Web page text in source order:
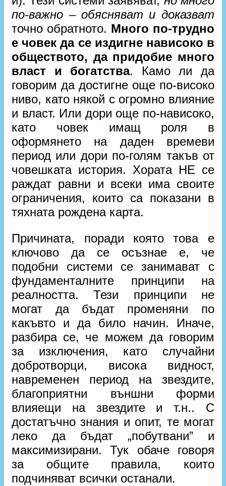
по-важно – обясняват и доказват
точно обратното. Много по-трудно
е човек да се издигне нависоко в
обществото, да придобие много
власт и богатства. Камо ли да
говорим да достигне още по-високо
ниво, като някой с огромно влияние
и власт. Или дори още по-нависоко,
като човек имащ роля в
оформянето на даден времеви
период или дори по-голям такъв от
човешката история. Хората НЕ се
раждат равни и всеки има своите
ограничения, които са показани в
тяхната рождена карта.
Причината, поради която това е
ключово да се осъзнае е, че
подобни системи се занимават с
фундаменталните принципи на
реалността. Тези принципи не
могат да бъдат променяни по
какъвто и да било начин. Иначе,
разбира се, че можем да говорим
за изключения, като случайни
добротворци, висока видност,
навременен период на звездите,
благоприятни външни форми
влияещи на звездите и т.н.. С
достатъчно знания и опит, те могат
леко да бъдат „побутвани” и
максимизирани. Тук обаче говоря
за общите правила, които
подчиняват всички останали.